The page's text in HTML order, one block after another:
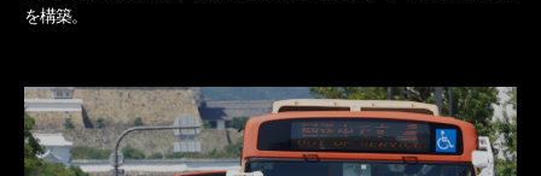
を構築。